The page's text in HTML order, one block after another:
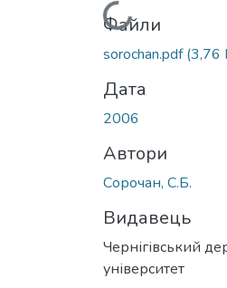
Вантажиться...
Файли
sorochan.pdf(3,76
Дата
2006
Автори
Сорочан, С.Б.
Видавець
Чернігівський
університет